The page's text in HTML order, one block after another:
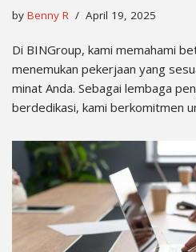
by Benny R April 19, 2025
Di BINGroup, kami memahami
menemukan pekerjaan yang
minat Anda. Sebagai lembaga
berdedikasi, kami berkomitmen